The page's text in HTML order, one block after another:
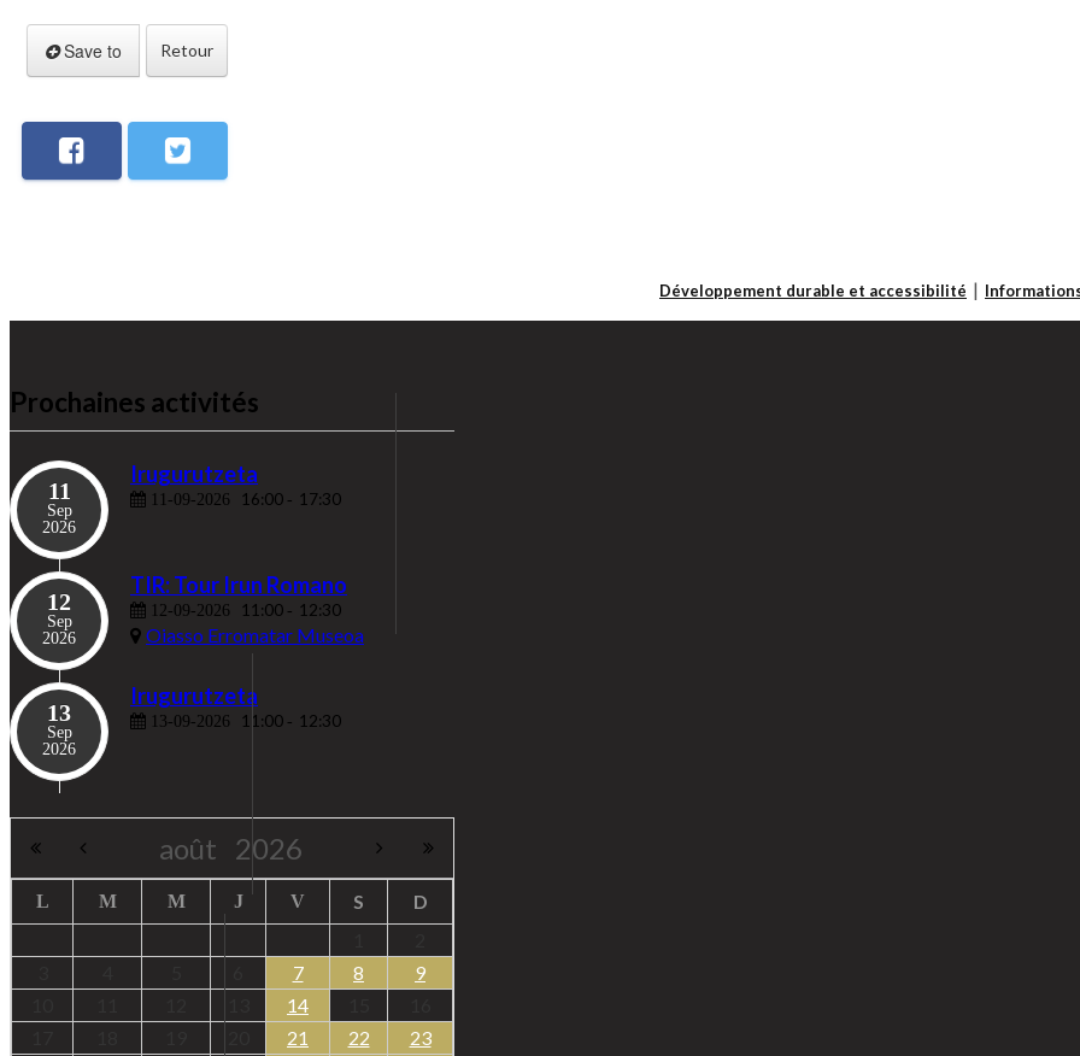
Save to Retour
Prochaines activités
11
Sep
2026
Irugurutzeta
11-09-2026 16:00 - 17:30
12
Sep
2026
TIR: Tour Irun Romano
12-09-2026 11:00 - 12:30
Oiasso Erromatar Museoa
13
Sep
2026
Irugurutzeta
13-09-2026 11:00 - 12:30
août 2026
L M M J V S
D
7 8
9
14
21 22
23
Développement durable et accessibilité